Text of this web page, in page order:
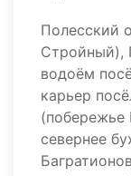
Полесский
Стройный),
водоём
карьер
(побережье
севернее